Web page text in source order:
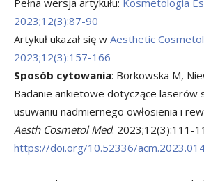
2023;12(3):87-90
Artykuł ukazał się w Aesthetic
2023;12(3):157-166
Sposób cytowania: Borkowska M,
Badanie ankietowe dotyczące laserów
usuwaniu nadmiernego owłosienia i
Aesth Cosmetol Med. 2023;12(3):111-
https://doi.org/10.52336/